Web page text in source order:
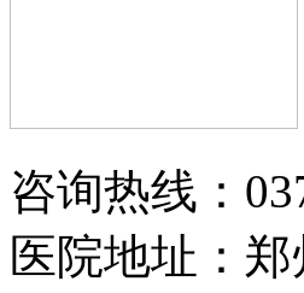
咨询热线：
医院地址：